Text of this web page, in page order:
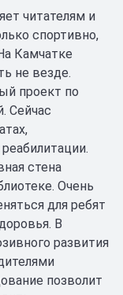
читателям и
спортивно,
Камчатке
не везде.
проект по
Сейчас
стена
Очень
для ребят
В
развития
позволит